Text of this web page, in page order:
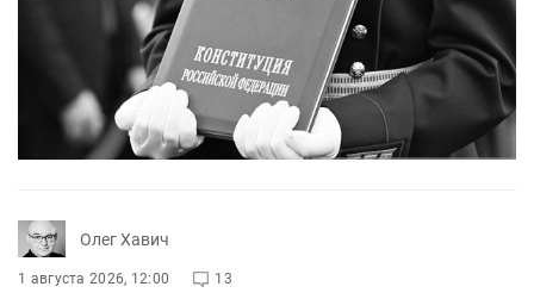
Олег Хавич
1 августа 2026, 12:00 13